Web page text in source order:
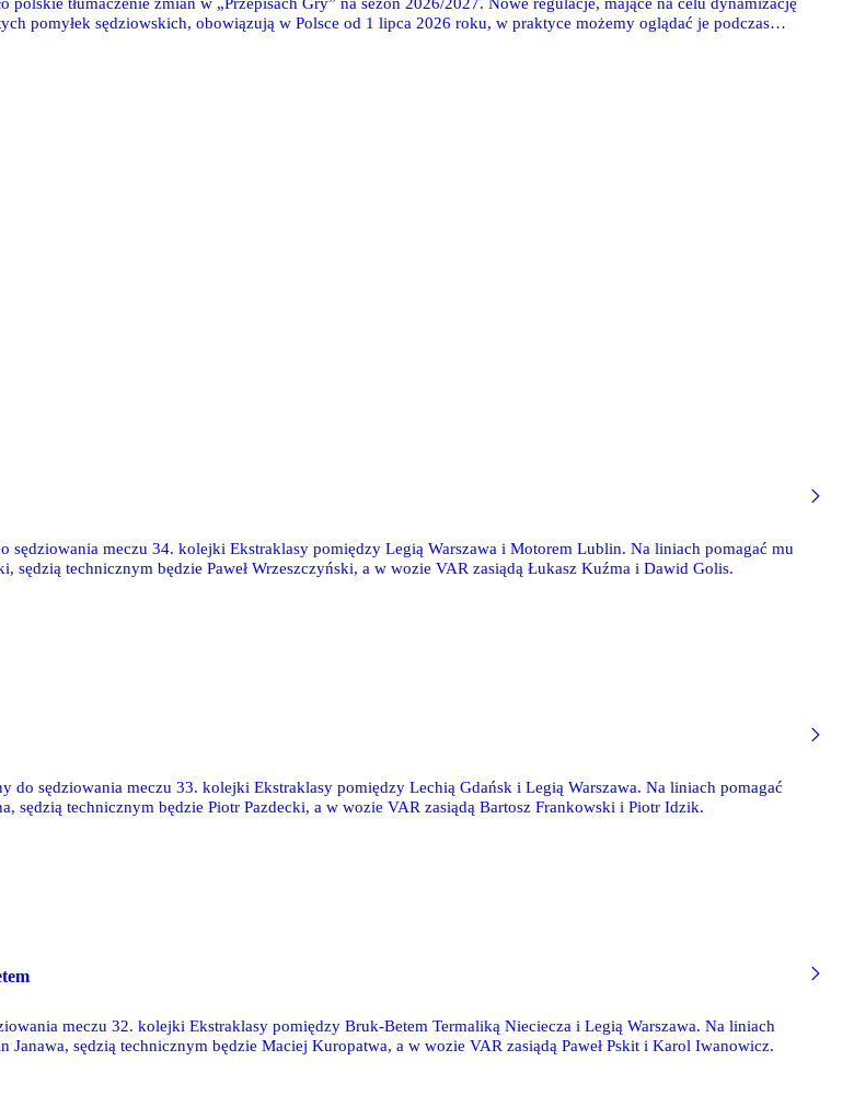
pomyłek sędziowskich, obowiązują w Polsce od 1 lipca 2026 roku, w praktyce możemy oglądać je podczas
sędziowania meczu 34. kolejki Ekstraklasy pomiędzy Legią Warszawa i Motorem Lublin. Na liniach pomagać mu
sędzią technicznym będzie Paweł Wrzeszczyński, a w wozie VAR zasiądą Łukasz Kuźma i Dawid Golis.
do sędziowania meczu 33. kolejki Ekstraklasy pomiędzy Lechią Gdańsk i Legią Warszawa. Na liniach pomagać
sędzią technicznym będzie Piotr Pazdecki, a w wozie VAR zasiądą Bartosz Frankowski i Piotr Idzik.
meczu 32. kolejki Ekstraklasy pomiędzy Bruk-Betem Termaliką Nieciecza i Legią Warszawa. Na liniach
Janawa, sędzią technicznym będzie Maciej Kuropatwa, a w wozie VAR zasiądą Paweł Pskit i Karol Iwanowicz.